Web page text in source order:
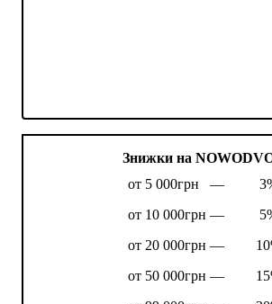
Знижки на
от 5 000грн —
от 10 000грн —
от 20 000грн —
от 50 000грн —